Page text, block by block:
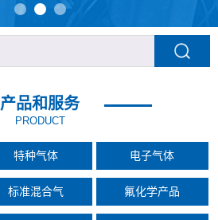
产品和服务
PRODUCT
特种气体 电子气体
标准混合气 氟化学产品